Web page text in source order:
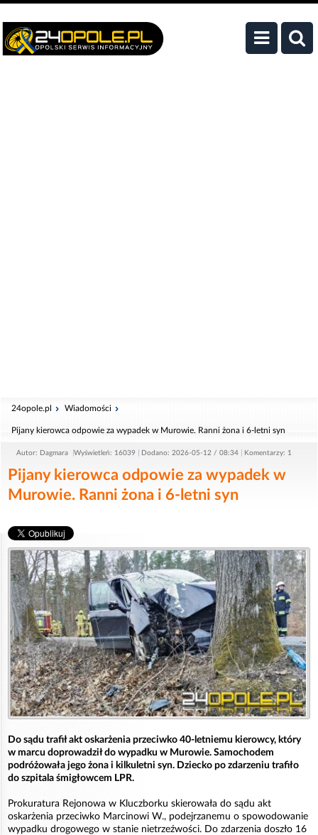
24opole.pl Wiadomości
Pijany kierowca odpowie za wypadek w Murowie. Ranni żona i 6-letni syn
Autor: Dagmara Wyświetleń: 16039 Dodano: 2026-05-12 / 08:34 Komentarzy: 1
Pijany kierowca odpowie za wypadek w
Murowie. Ranni żona i 6-letni syn
Do sądu trafił akt oskarżenia przeciwko 40-letniemu kierowcy, który
w marcu doprowadził do wypadku w Murowie. Samochodem
podróżowała jego żona i kilkuletni syn. Dziecko po zdarzeniu trafiło
do szpitala śmigłowcem LPR.
Prokuratura Rejonowa w Kluczborku skierowała do sądu akt
oskarżenia przeciwko Marcinowi W., podejrzanemu o spowodowanie
wypadku drogowego w stanie nietrzeźwości. Do zdarzenia doszło 16